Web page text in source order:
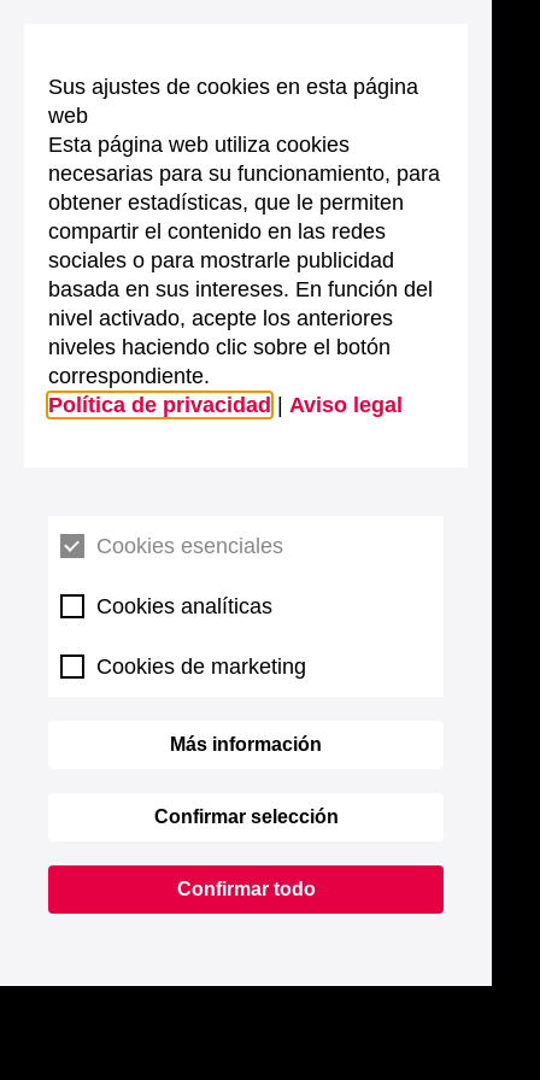
Sus ajustes de cookies en esta página
web
Esta página web utiliza cookies
necesarias para su funcionamiento, para
obtener estadísticas, que le permiten
compartir el contenido en las redes
sociales o para mostrarle publicidad
basada en sus intereses. En función del
nivel activado, acepte los anteriores
niveles haciendo clic sobre el botón
correspondiente.
Política de privacidad
Aviso legal
Cookies esenciales
Cookies analíticas
Cookies de marketing
Más información
Confirmar selección
Confirmar todo